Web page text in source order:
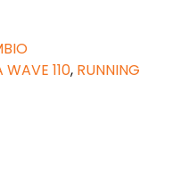
WAVE 110, RUNNING